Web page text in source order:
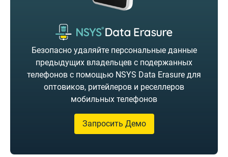
Безопасно удаляйте персональные данные
предыдущих владельцев с подержанных
телефонов с помощью NSYS Data Erasure для
оптовиков, ритейлеров и реселлеров
мобильных телефонов
Запросить Демо